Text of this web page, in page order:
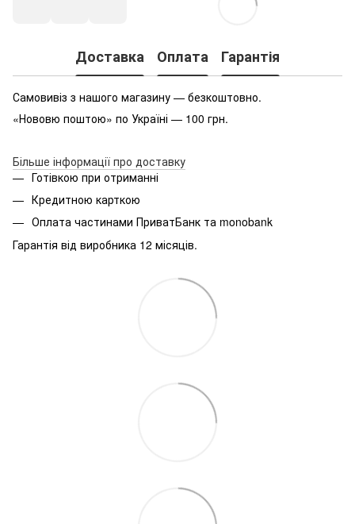
Доставка Оплата Гарантія
Самовивіз з нашого магазину — безкоштовно.
«Нововю поштою» по Україні — 100 грн.
Більше інформації про доставку
Готівкою при отриманні
Кредитною карткою
Оплата частинами ПриватБанк та monobank
Гарантія від виробника 12 місяців.